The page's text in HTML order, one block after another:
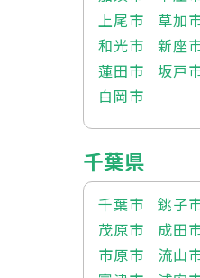
上尾市
草加
和光市
新座
蓮田市
坂戸
白岡市
千葉県
千葉市 銚子
茂原市
成田
市原市
流山